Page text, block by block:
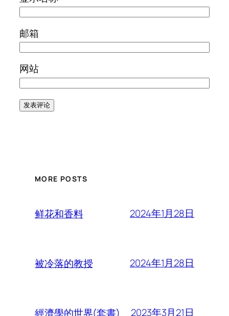
邮箱
网站
MORE POSTS
鲜花和香料 2024年1月28日
被冷落的教授 2024年1月28日
經濟學的世界(套書) 2023年3月21日